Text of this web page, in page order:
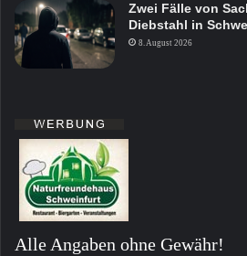
Zwei Fälle von
Diebstahl in
8. August 2026
Alle Angaben ohne Gewähr!